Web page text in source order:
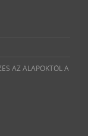
AZ ALAPOKTÓL A